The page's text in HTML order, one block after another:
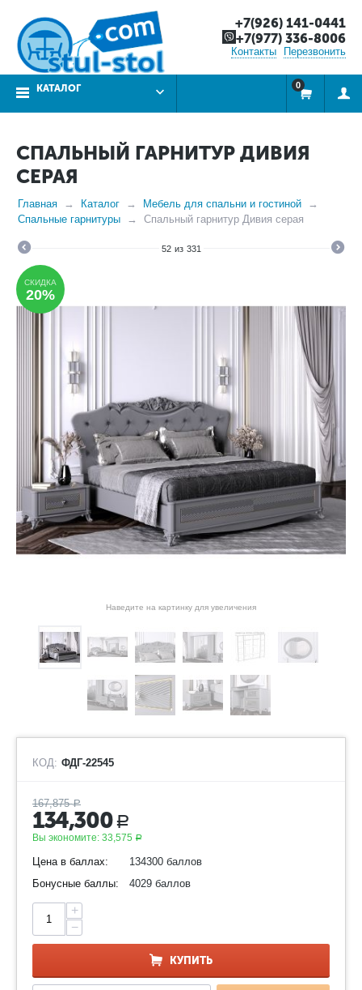
+7(926) 141-0441
+7(977) 336-8006
Контакты Перезвонить
КАТАЛОГ 0
СПАЛЬНЫЙ ГАРНИТУР ДИВИЯ
СЕРАЯ
Главная Каталог
Мебель для спальни и гостиной
Спальные гарнитуры
Спальный гарнитур Дивия серая
52 из 331
СКИДКА
20%
Наведите на картинку для увеличения
КОД: ФДГ-22545
167,875 Р
134,300 Р
Вы экономите: 33,575 Р
Цена в баллах:
134300 баллов
Бонусные баллы:
4029 баллов
+
−
КУПИТЬ